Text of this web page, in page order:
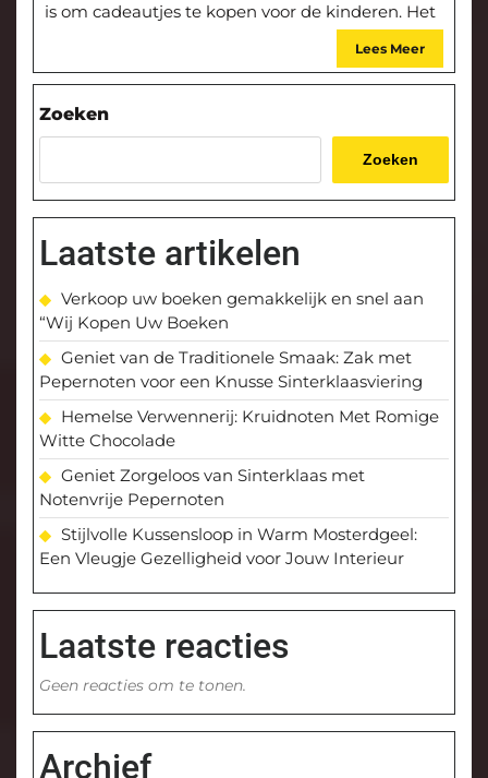
is om cadeautjes te kopen voor de kinderen. Het
Lees Meer
Zoeken
Zoeken
Laatste artikelen
Verkoop uw boeken gemakkelijk en snel aan
“Wij Kopen Uw Boeken
Geniet van de Traditionele Smaak: Zak met
Pepernoten voor een Knusse Sinterklaasviering
Hemelse Verwennerij: Kruidnoten Met Romige
Witte Chocolade
Geniet Zorgeloos van Sinterklaas met
Notenvrije Pepernoten
Stijlvolle Kussensloop in Warm Mosterdgeel:
Een Vleugje Gezelligheid voor Jouw Interieur
Laatste reacties
Geen reacties om te tonen.
Archief